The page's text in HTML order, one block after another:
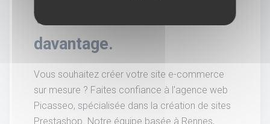
Vous souhaitez en savoir
davantage.
Vous souhaitez créer votre site e-commerce
sur mesure ? Faites confiance à l'agence web
Picasseo, spécialisée dans la création de sites
Prestashop. Notre équipe basée à Rennes,